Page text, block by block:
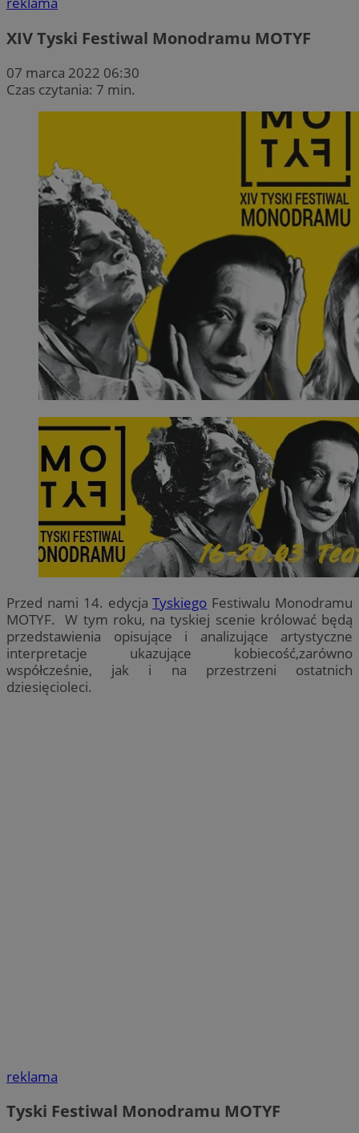
XIV Tyski Festiwal Monodramu MOTYF
07 marca 2022 06:30
Czas czytania: 7 min.
Przed nami 14. edycjaTyskiego Festiwalu Monodramu
MOTYF. W tym roku, na tyskiej scenie królować będą
przedstawienia opisujące i analizujące artystyczne
interpretacje ukazujące kobiecość,zarówno
współcześnie, jak i na przestrzeni ostatnich
dziesięcioleci.
reklama
Tyski Festiwal Monodramu MOTYF